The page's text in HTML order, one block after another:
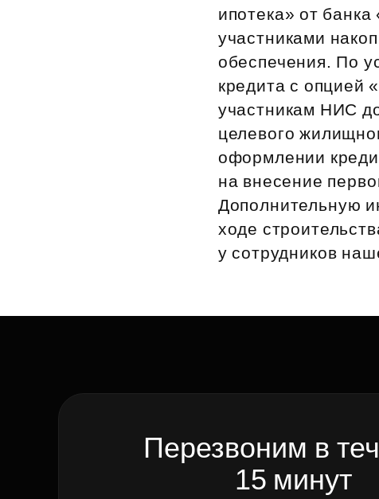
ипотека» от
участниками
обеспечения. По
кредита с опцией
участникам НИС
целевого
оформлении
на внесение
Дополнительную
ходе
у сотрудников
Перезвоним в
15 минут